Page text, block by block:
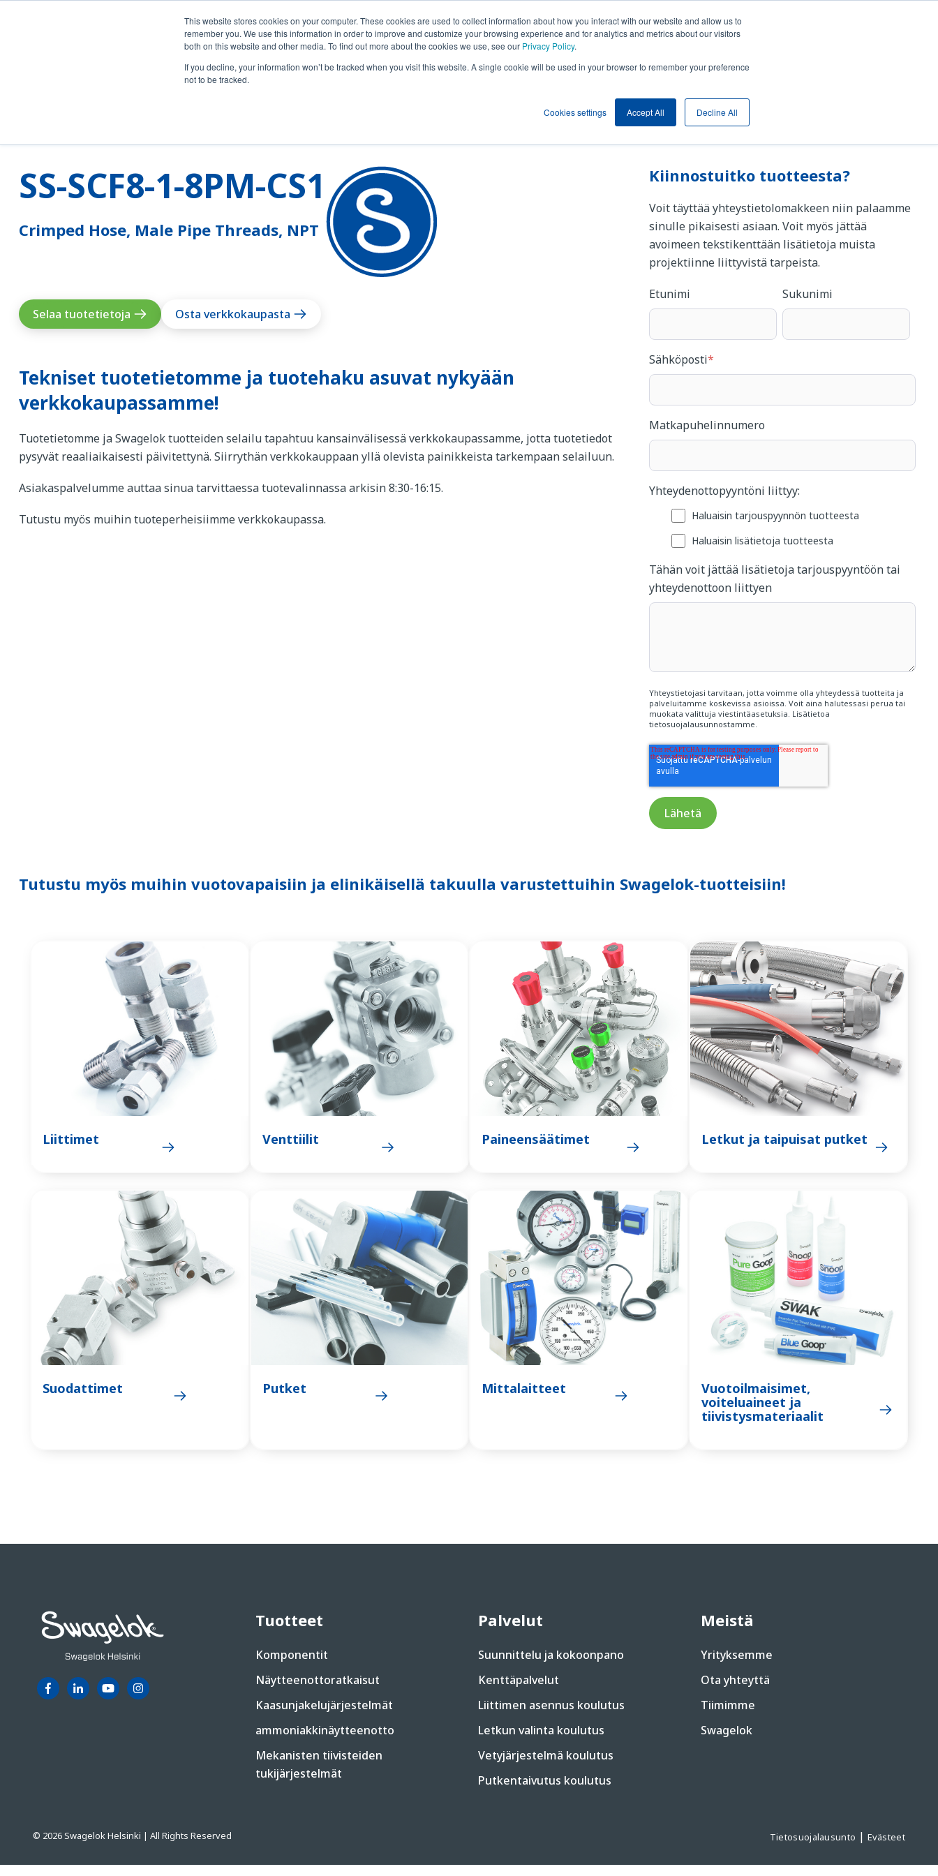
This website stores cookies on your computer. These cookies are used to collect information about how you interact with our website and allow us to
remember you. We use this information in order to improve and customize your browsing experience and for analytics and metrics about our visitors
both on this website and other media. To find out more about the cookies we use, see our Privacy Policy.
If you decline, your information won’t be tracked when you visit this website. A single cookie will be used in your browser to remember your preference
not to be tracked.
Cookies settings Accept All Decline All
Resurssit
Koivulehdontie 3a, Vantaa | +358 9 777 1110 | info@swagelok.fi
SS-SCF8-1-8PM-CS1
Crimped Hose, Male Pipe Threads, NPT
Selaa tuotetietoja Osta verkkokaupasta
Tekniset tuotetietomme ja tuotehaku asuvat nykyään
verkkokaupassamme!
Tuotetietomme ja Swagelok tuotteiden selailu tapahtuu kansainvälisessä verkkokaupassamme, jotta tuotetiedot
pysyvät reaaliaikaisesti päivitettynä. Siirrythän verkkokauppaan yllä olevista painikkeista tarkempaan selailuun.
Asiakaspalvelumme auttaa sinua tarvittaessa tuotevalinnassa arkisin 8:30-16:15.
Tutustu myös muihin tuoteperheisiimme verkkokaupassa.
Kiinnostuitko tuotteesta?
Voit täyttää yhteystietolomakkeen niin palaamme
sinulle pikaisesti asiaan. Voit myös jättää
avoimeen tekstikenttään lisätietoja muista
projektiinne liittyvistä tarpeista.
Etunimi Sukunimi
Sähköposti*
Matkapuhelinnumero
Yhteydenottopyyntöni liittyy:
Haluaisin tarjouspyynnön tuotteesta
Haluaisin lisätietoja tuotteesta
Tähän voit jättää lisätietoja tarjouspyyntöön tai
yhteydenottoon liittyen
Yhteystietojasi tarvitaan, jotta voimme olla yhteydessä tuotteita ja
palveluitamme koskevissa asioissa. Voit aina halutessasi perua tai
muokata valittuja viestintäasetuksia. Lisätietoa
tietosuojalausunnostamme
Tutustu myös muihin vuotovapaisiin ja elinikäisellä takuulla varustettuihin Swagelok-tuotteisiin!
Liittimet Venttiilit Paineensäätimet Letkut ja taipuisat putket
Suodattimet Putket Mittalaitteet
Vuotoilmaisimet,
voiteluaineet ja
tiivistysmateriaalit
Tuotteet
Komponentit
Näytteenottoratkaisut
Kaasunjakelujärjestelmät
ammoniakkinäytteenotto
Mekanisten tiivisteiden
tukijärjestelmät
Palvelut
Suunnittelu ja kokoonpano
Kenttäpalvelut
Liittimen asennus koulutus
Letkun valinta koulutus
Vetyjärjestelmä koulutus
Putkentaivutus koulutus
Meistä
Yrityksemme
Ota yhteyttä
Tiimimme
Swagelok
© 2026 Swagelok Helsinki | All Rights Reserved Tietosuojalausunto | Evästeet